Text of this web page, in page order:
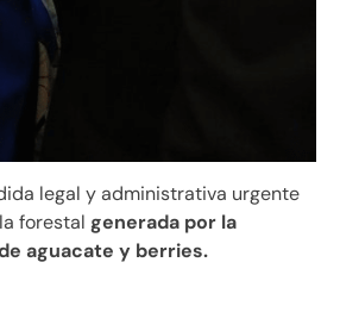
legal y administrativa urgente
forestal generada por la
aguacate y berries.